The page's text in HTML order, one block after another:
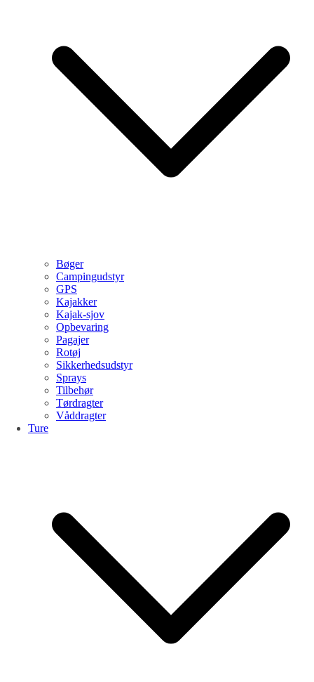
Bøger
Campingudstyr
GPS
Kajakker
Kajak-sjov
Opbevaring
Pagajer
Rotøj
Sikkerhedsudstyr
Sprays
Tilbehør
Tørdragter
Våddragter
Ture